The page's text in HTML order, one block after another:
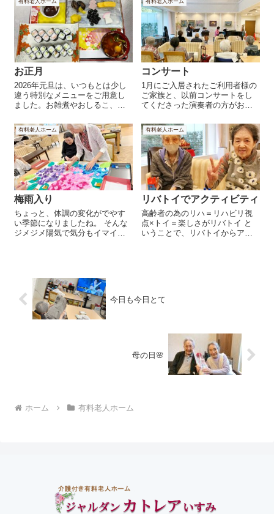
じみのご利用者様に加えて、今
回施設初の若年性認知症を発症
された方にも挑戦して頂きまし
た...
する紳士‼あっぱれ（笑） お庭が
好きで癒されている...
有料老人ホーム
お正月
2026年元旦は、いつもとは少し
違う特別なメニューをご用意し
ました。お雑煮やおしるこ、細
しい献立です。 皆さまおいしそ
うに召し上がり、完食されてい
ました。「美味しい料理をあり
がとう」「感動しました」とい
った声も聞...
有料老人ホーム
コンサート
1月にご入居されたご利用者様の
ご家族と、以前コンサートをし
てくださった演奏者の方がお知
えた際に「何がよいですか」と
お尋ねすると「そのメンバーで
来てくれるなら音楽が聴きた
い」とのお言葉があり、急遽お
越しくださいまし...
有料老人ホーム
梅雨入り
ちょっと、体調の変化がでやす
い季節になりましたね。 そんな
ジメジメ陽気で気分もイマイチ
梅雨が明けるまでどのくらいか
な☔
有料老人ホーム
リバトイでアクティビティ
高齢者の為のリハ＝リハビリ視
点×トイ＝楽しさがリバトイ と
いうことで、リバトイからアク
今日も今日とて
母の日🌸
ホーム 有料老人ホーム